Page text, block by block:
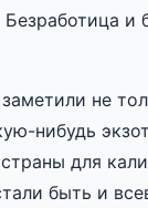
Безработица
не
нибудь
для
быть и